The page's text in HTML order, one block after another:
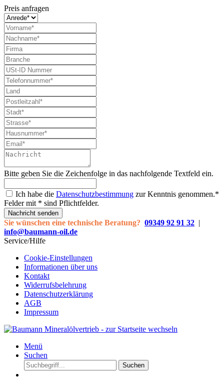
Preis anfragen
Bitte geben Sie die Zeichenfolge in das nachfolgende Textfeld ein.
Ich habe die Datenschutzbestimmung zur Kenntnis genommen.*
Felder mit * sind Pflichtfelder.
Nachricht senden
Sie wünschen eine technische Beratung? 09349 92 91 32 |
info@baumann-oil.de
Service/Hilfe
Cookie-Einstellungen
Informationen über uns
Kontakt
Widerrufsbelehrung
Datenschutzerklärung
AGB
Impressum
Menü
Suchen
Suchen